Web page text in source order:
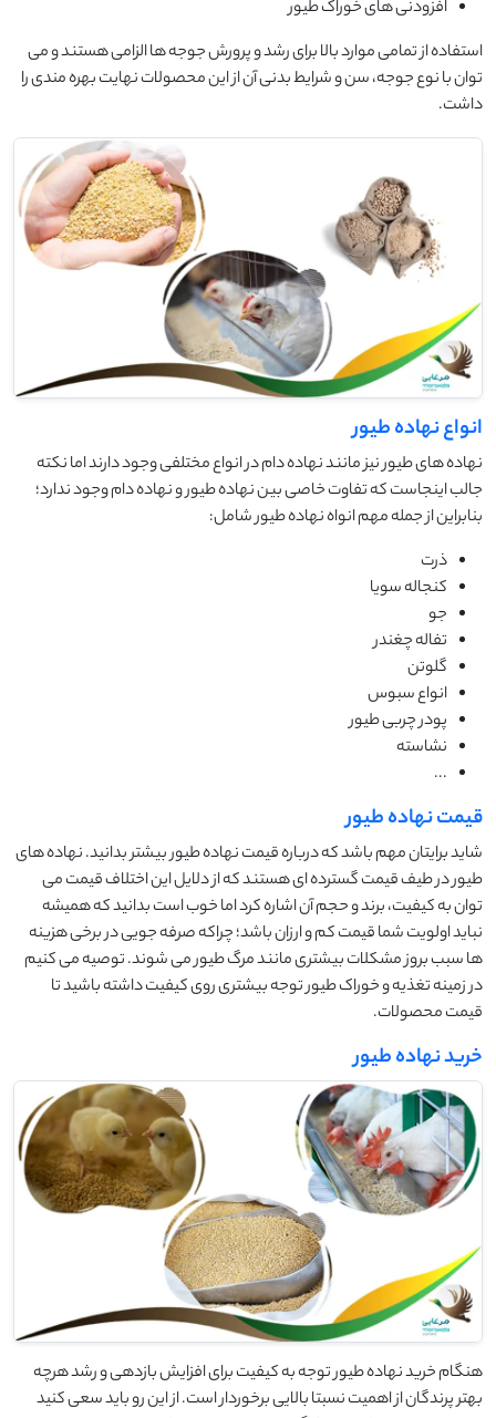
افزودنی های خوراک طیور
استفاده از تمامی موارد بالا برای رشد و پرورش جوجه ها الزامی هستند و می
توان با نوع جوجه، سن و شرایط بدنی آن از این محصولات نهایت بهره مندی را
داشت.
انواع نهاده طیور
نهاده های طیور نیز مانند نهاده دام در انواع مختلفی وجود دارند اما نکته
جالب اینجاست که تفاوت خاصی بین نهاده طیور و نهاده دام وجود ندارد؛
بنابراین از جمله مهم انواه نهاده طیور شامل:
ذرت
کنجاله سویا
جو
تفاله چغندر
گلوتن
انواع سبوس
پودر چربی طیور
نشاسته
...
قیمت نهاده طیور
شاید برایتان مهم باشد که درباره قیمت نهاده طیور بیشتر بدانید. نهاده های
طیور در طیف قیمت گسترده ای هستند که از دلایل این اختلاف قیمت می
توان به کیفیت، برند و حجم آن اشاره کرد اما خوب است بدانید که همیشه
نباید اولویت شما قیمت کم و ارزان باشد؛ چراکه صرفه جویی در برخی هزینه
ها سبب بروز مشکلات بیشتری مانند مرگ طیور می شوند. توصیه می کنیم
در زمینه تغذیه و خوراک طیور توجه بیشتری روی کیفیت داشته باشید تا
قیمت محصولات.
خرید نهاده طیور
هنگام خرید نهاده طیور توجه به کیفیت برای افزایش بازدهی و رشد هرچه
بهتر پرندگان از اهمیت نسبتا بالایی برخوردار است. از این رو باید سعی کنید